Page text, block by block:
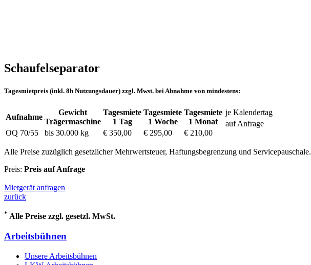
Schaufelseparator
Tagesmietpreis (inkl. 8h Nutzungsdauer) zzgl. Mwst. bei Abnahme von mindestens:
Aufnahme
Gewicht
Trägermaschine
Tagesmiete
1 Tag
Tagesmiete
1 Woche
Tagesmiete
1 Monat
OQ 70/55
bis 30.000 kg € 350,00 € 295,00 € 210,00
je Kalendertag
auf Anfrage
Alle Preise zuzüglich gesetzlicher Mehrwertsteuer, Haftungsbegrenzung und Servicepauschale.
Preis: Preis auf Anfrage
Mietgerät anfragen
zurück
* Alle Preise zzgl. gesetzl. MwSt.
Arbeitsbühnen
Unsere Arbeitsbühnen